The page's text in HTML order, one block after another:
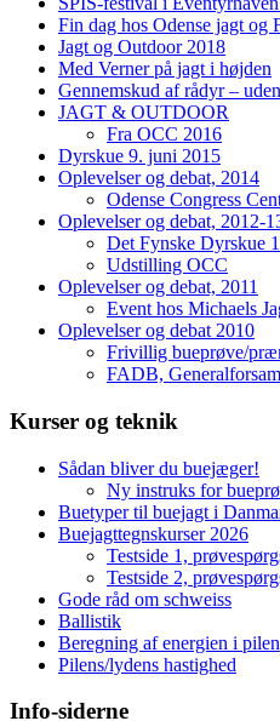
Fin dag hos Odense jagt og
Jagt og Outdoor 2018
Med Verner på jagt i højden
Gennemskud af rådyr –
JAGT & OUTDOOR
Fra OCC 2016
Dyrskue 9. juni 2015
Oplevelser og debat, 2014
Odense Congress
Oplevelser og debat, 2012-
Det Fynske Dyrskue
Udstilling OCC
Oplevelser og debat, 2011
Event hos Michaels
Oplevelser og debat 2010
Frivillig bueprøve/
FADB,
Kurser og teknik
Sådan bliver du buejæger!
Ny instruks for
Buetyper til buejagt i
Buejagttegnskurser 2026
Testside 1,
Testside 2,
Gode råd om schweiss
Ballistik
Beregning af energien i pilen
Pilens/lydens hastighed
Info-siderne